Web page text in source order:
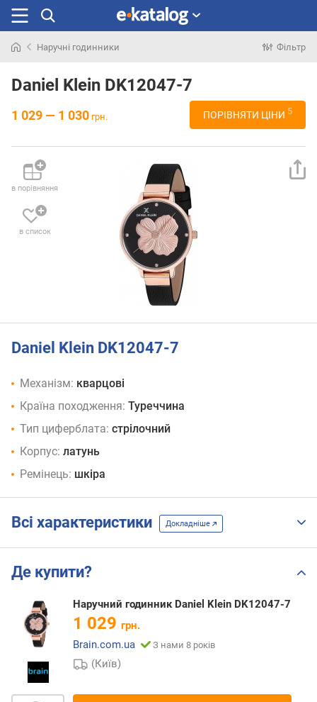
раніше
Наручні годинники Фільтр
Daniel Klein DK12047-7
1 029 — 1 030 грн. ПОРІВНЯТИ ЦІНИ 5
в порівняння
в список
Daniel Klein DK12047-7
Механізм: кварцові
Країна походження: Туреччина
Тип циферблата: стрілочний
Корпус: латунь
Ремінець: шкіра
Всі характеристики Докладніше
Де купити?
Наручний годинник Daniel Klein DK12047-7
1 029 грн.
Brain.com.ua
З нами 8 років
(Київ)